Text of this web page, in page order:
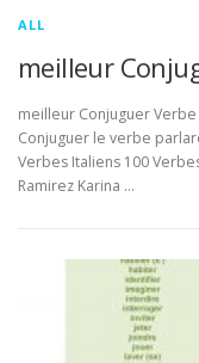
ALL
meilleur
meilleur Conjuguer
Conjuguer le verbe
Verbes Italiens 100
Ramirez Karina …